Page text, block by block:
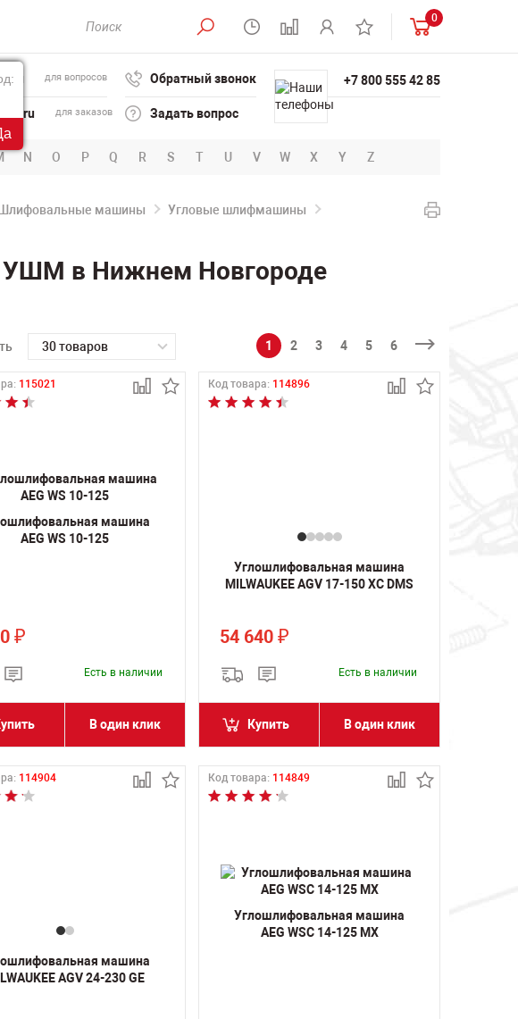
0
для вопросов
для заказов
Обратный звонок
Задать вопрос
+7 800 555 42 85
N O P Q R S T U V W X Y Z
Шлифовальные машины Угловые шлифмашины
УШМ в Нижнем Новгороде
30 товаров 1 2 3 4 5 6
115021
машина
AEG WS 10-125
₽
Есть в наличии
В один клик
Код товара: 114896
Углошлифовальная машина
MILWAUKEE AGV 17-150 XC DMS
54 640₽
Есть в наличии
Купить В один клик
114904
машина
AGV 24-230 GE
Код товара: 114849
Углошлифовальная машина
AEG WSС 14-125 MX